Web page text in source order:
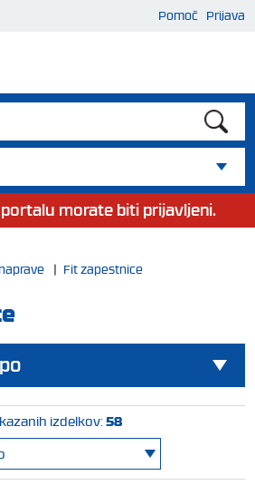
Pomoč Prijava
morate biti prijavljeni.
| Fit zapestnice
izdelkov:58